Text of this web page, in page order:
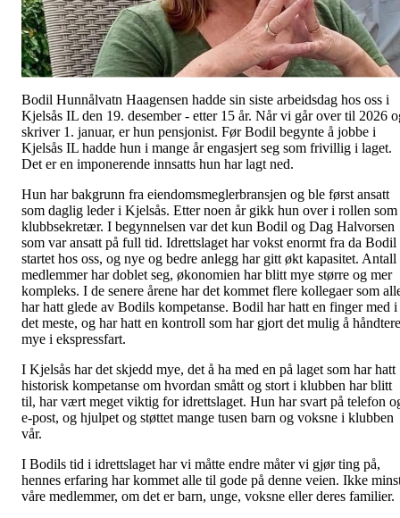
Bodil Hunnålvatn Haagensen hadde sin siste arbeidsdag hos oss i
Kjelsås IL den 19. desember - etter 15 år. Når vi går over til 2026
skriver 1. januar, er hun pensjonist. Før Bodil begynte å jobbe i
Kjelsås IL hadde hun i mange år engasjert seg som frivillig i laget.
Det er en imponerende innsatts hun har lagt ned.
Hun har bakgrunn fra eiendomsmeglerbransjen og ble først ansatt
som daglig leder i Kjelsås. Etter noen år gikk hun over i rollen som
klubbsekretær. I begynnelsen var det kun Bodil og Dag Halvorsen
som var ansatt på full tid. Idrettslaget har vokst enormt fra da Bodil
startet hos oss, og nye og bedre anlegg har gitt økt kapasitet. Antall
medlemmer har doblet seg, økonomien har blitt mye større og mer
kompleks. I de senere årene har det kommet flere kollegaer som
har hatt glede av Bodils kompetanse. Bodil har hatt en finger med i
det meste, og har hatt en kontroll som har gjort det mulig å håndtere
mye i ekspressfart.
I Kjelsås har det skjedd mye, det å ha med en på laget som har hatt
historisk kompetanse om hvordan smått og stort i klubben har blitt
til, har vært meget viktig for idrettslaget. Hun har svart på telefon
e-post, og hjulpet og støttet mange tusen barn og voksne i klubben
vår.
I Bodils tid i idrettslaget har vi måtte endre måter vi gjør ting på,
hennes erfaring har kommet alle til gode på denne veien. Ikke
våre medlemmer, om det er barn, unge, voksne eller deres familier.